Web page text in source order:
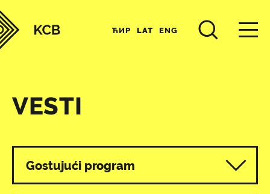
ЋИР LAT ENG
VESTI
Svi programi
Gostujući program